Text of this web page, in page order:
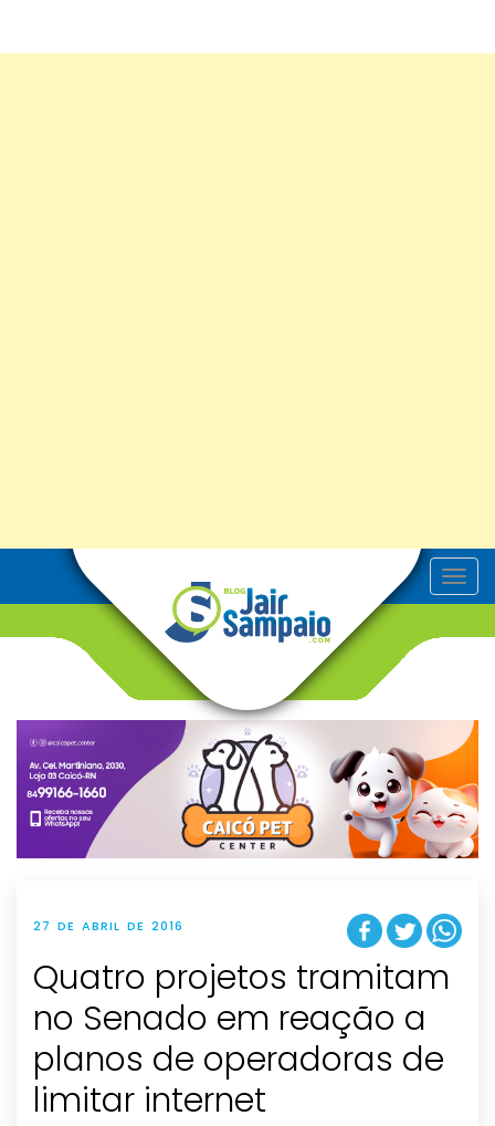
T
o
v
g
t
i
o
n
27 DE ABRIL DE 2016
Quatro projetos tramitam
no Senado em reação a
planos de operadoras de
limitar internet